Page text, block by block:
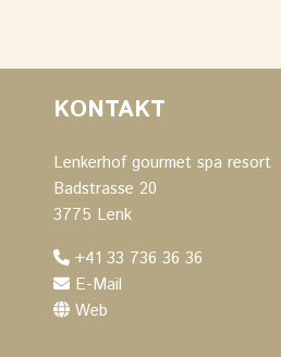
KONTAKT
Lenkerhof gourmet spa resort
Badstrasse 20
3775 Lenk
+41 33 736 36 36
E-Mail
Web